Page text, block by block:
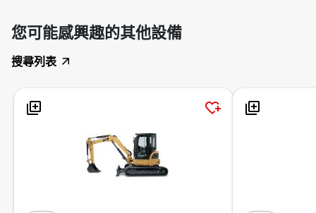
您可能感興趣的其他設備
搜尋列表